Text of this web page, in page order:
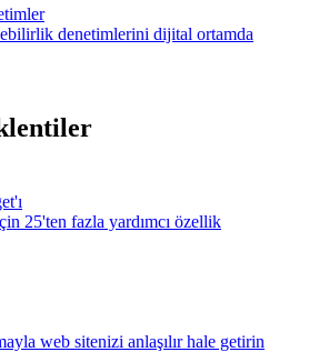
denetimlerini dijital ortamda
25'ten fazla yardımcı özellik
web sitenizi anlaşılır hale getirin